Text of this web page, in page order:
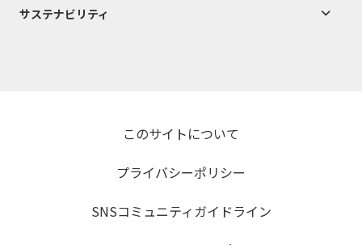
サステナビリティ
このサイトについて
プライバシーポリシー
SNSコミュニティガイドライン